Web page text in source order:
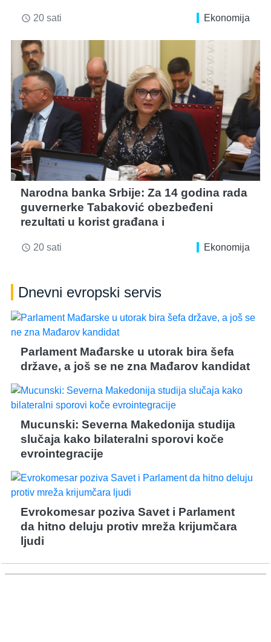
access_time 20 sati Ekonomija
Narodna banka Srbije: Za 14 godina rada
guvernerke Tabaković obezbeđeni
rezultati u korist građana i
access_time 20 sati Ekonomija
Dnevni evropski servis
Parlament Mađarske u utorak bira šefa
države, a još se ne zna Mađarov kandidat
Mucunski: Severna Makedonija studija
slučaja kako bilateralni sporovi koče
evrointegracije
Evrokomesar poziva Savet i Parlament
da hitno deluju protiv mreža krijumčara
ljudi